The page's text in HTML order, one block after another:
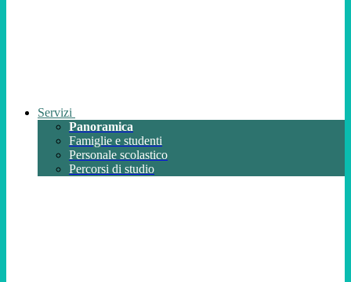
Servizi
Panoramica
Famiglie e studenti
Personale scolastico
Percorsi di studio